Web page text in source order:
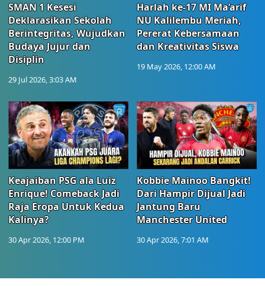
SMAN 1 Kesesi
Deklarasikan Sekolah
Berintegritas, Wujudkan
Budaya Jujur dan
Disiplin
29 Jul 2026, 3:03 AM
Harlah ke-17 MI Ma’arif
NU Kalilembu Meriah,
Pererat Kebersamaan
dan Kreativitas Siswa
19 May 2026, 12:00 AM
Keajaiban PSG ala Luiz
Enrique! Comeback Jadi
Raja Eropa Untuk Kedua
Kalinya?
30 Apr 2026, 12:00 PM
Kobbie Mainoo Bangkit!
Dari Hampir Dijual Jadi
Jantung Baru
Manchester United
30 Apr 2026, 7:01 AM